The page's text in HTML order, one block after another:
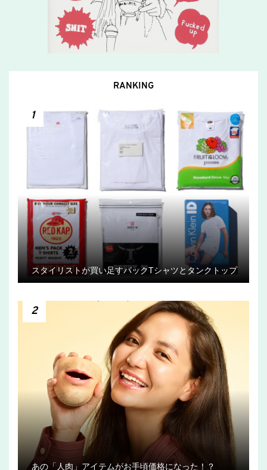
RANKING
1
スタイリストが買い足すパックTシャツとタンクトップ
2
あの「人肉」アイテムがお手頃価格になった！？